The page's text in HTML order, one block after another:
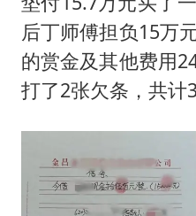
后丁师傅担负15万
的赏金及其他费用
打了2张欠条，共计